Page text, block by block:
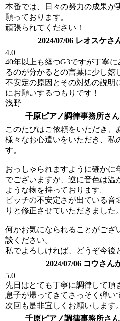
本番では、日々の努力の成果が
願っております。
頑張られてください！
2024/07/06 レオスケさ
4.0
40年以上も経つG3ですが丁寧
るのが分かるとの言葉に少し嬉
不安定の原因とその対処の説明
にお願いするつもりです！
浅野
千原ピアノ調律事務所さ
このたびはご依頼をいただき、
様々なお心遣いをいただき、私
す。
おっしゃられますように確かに
でございますが、逆に音色は温
ような物を持っております。
ピッチの不安定さが出ている音
りと修正させていただきました。
何かお気になられることがござ
談ください。
私でよろしければ、どうぞ今後
2024/07/06 コウさん
5.0
先日はとても丁寧に調律して頂
息子が帰ってきてさっそく弾い
次回も是非宜しくお願いします。
千原ピアノ調律事務所さ